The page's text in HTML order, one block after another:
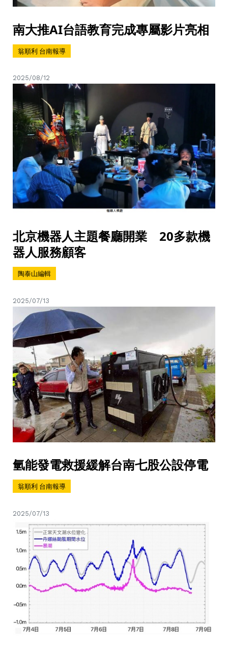
南大推AI台語教育完成專屬影片亮相
翁順利 台南報導
2025/08/12
北京機器人主題餐廳開業 20多款機
器人服務顧客
陶泰山編輯
2025/07/13
氫能發電救援緩解台南七股公設停電
翁順利 台南報導
2025/07/13